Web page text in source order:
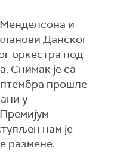
и
Данског
оркестра под
Снимак је са
прошле
у
нам је
размене.